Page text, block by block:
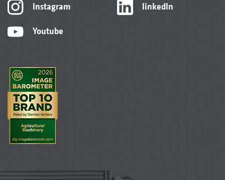
Instagram
Youtube
linkedIn